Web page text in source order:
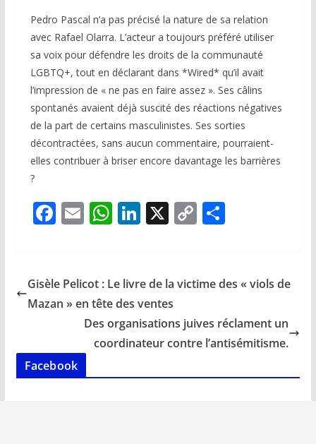
Pedro Pascal n’a pas précisé la nature de sa relation
avec Rafael Olarra. L’acteur a toujours préféré utiliser
sa voix pour défendre les droits de la communauté
LGBTQ+, tout en déclarant dans *Wired* qu’il avait
l’impression de « ne pas en faire assez ». Ses câlins
spontanés avaient déjà suscité des réactions négatives
de la part de certains masculinistes. Ses sorties
décontractées, sans aucun commentaire, pourraient-
elles contribuer à briser encore davantage les barrières
?
F
b
o
k
E
l
W
s
A
p
p
Li
e
dI
n
X C
y
n
k
P
g
Gisèle Pelicot : Le livre de la victime des « viols de
Mazan » en tête des ventes
Des organisations juives réclament un
coordinateur contre l’antisémitisme.
Facebook